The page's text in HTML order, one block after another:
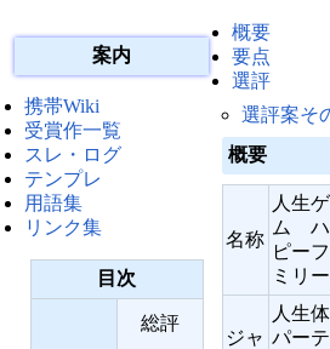
案内
携帯Wiki
受賞作一覧
スレ・ログ
テンプレ
用語集
リンク集
目次
総評
概要
要点
選評
選評案そ
概要
名称
人生
ム ハ
ピー
ミリー
ジャ
人生
パー